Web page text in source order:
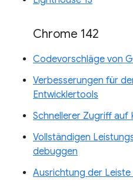
Chrome 142
Codevorschläge von
Verbesserungen für
Entwicklertools
Schnellerer Zugriff auf
Vollständigen
debuggen
Ausrichtung der Leiste